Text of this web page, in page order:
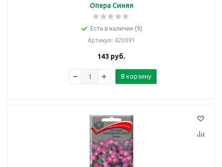
Опера Синяя
Есть в наличии (9)
Артикул: 420091
143 руб.
В корзину